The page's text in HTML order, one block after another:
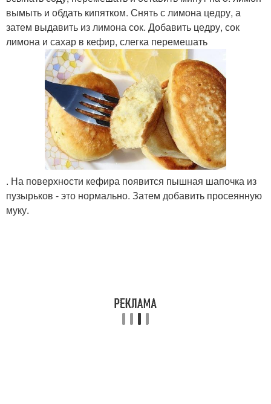
вымыть и обдать кипятком. Снять с лимона цедру, а
затем выдавить из лимона сок. Добавить цедру, сок
лимона и сахар в кефир, слегка перемешать
. На поверхности кефира появится пышная шапочка из
пузырьков - это нормально. Затем добавить просеянную
муку.